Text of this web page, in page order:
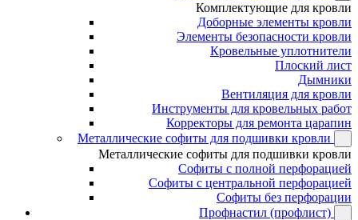
Комплектующие для кровли
Доборные элементы кровли
Элементы безопасности кровли
Кровельные уплотнители
Плоский лист
Дымники
Вентиляция для кровли
Инструменты для кровельных работ
Корректоры для ремонта царапин
Металлические софиты для подшивки кровли
Металлические софиты для подшивки кровли
Софиты с полной перфорацией
Софиты с центральной перфорацией
Софиты без перфорации
Профнастил (профлист)